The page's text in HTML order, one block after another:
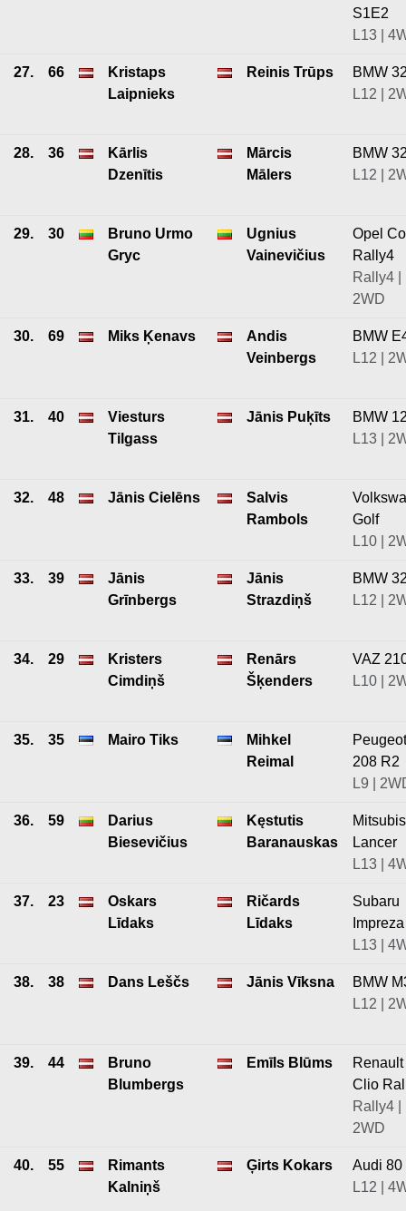
S1E2
L13 |
27. 66
Kristaps
Laipnieks
Reinis Trūps
BMW
L12 |
28. 36
Kārlis
Dzenītis
Mārcis
Mālers
BMW
L12 |
29. 30
Bruno Urmo
Gryc
Ugnius
Vainevičius
Opel
Rally4
Rally4 |
2WD
30. 69 Miks Ķenavs
Andis
Veinbergs
BMW
L12 |
31. 40
Viesturs
Tilgass
Jānis Puķīts
BMW
L13 |
32. 48 Jānis Cielēns
Salvis
Rambols
Golf
L10 |
33. 39
Jānis
Grīnbergs
Jānis
Strazdiņš
BMW
L12 |
34. 29
Kristers
Cimdiņš
Renārs
Šķenders
VAZ
L10 |
35. 35 Mairo Tiks
Mihkel
Reimal
Peugeot
208 R2
L9 |
36. 59
Darius
Biesevičius
Kęstutis
Baranauskas
Lancer
L13 |
37. 23
Oskars
Līdaks
Ričards
Līdaks
Subaru
Impreza
L13 |
38. 38 Dans Leščs Jānis Vīksna
BMW
L12 |
39. 44
Bruno
Blumbergs
Emīls Blūms
Renault
Clio
Rally4 |
2WD
40. 55
Rimants
Kalniņš
Ģirts Kokars
Audi 80
L12 |